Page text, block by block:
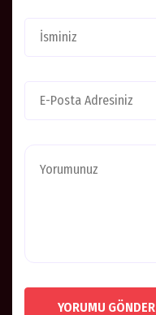
YORUMU GÖNDER